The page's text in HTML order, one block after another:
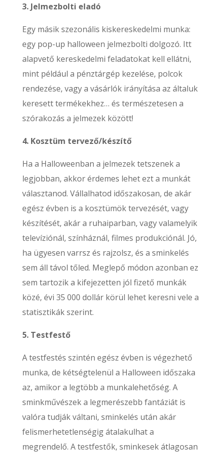
3. Jelmezbolti eladó
Egy másik szezonális kiskereskedelmi munka:
egy pop-up halloween jelmezbolti dolgozó. Itt
alapvető kereskedelmi feladatokat kell ellátni,
mint például a pénztárgép kezelése, polcok
rendezése, vagy a vásárlók irányítása az általuk
keresett termékekhez… és természetesen a
szórakozás a jelmezek között!
4. Kosztüm tervező/készítő
Ha a Halloweenban a jelmezek tetszenek a
legjobban, akkor érdemes lehet ezt a munkát
választanod. Vállalhatod időszakosan, de akár
egész évben is a kosztümök tervezését, vagy
készítését, akár a ruhaiparban, vagy valamelyik
televíziónál, színháznál, filmes produkciónál. Jó,
ha ügyesen varrsz és rajzolsz, és a sminkelés
sem áll távol tőled. Meglepő módon azonban ez
sem tartozik a kifejezetten jól fizető munkák
közé, évi 35 000 dollár körül lehet keresni vele a
statisztikák szerint.
5. Testfestő
A testfestés szintén egész évben is végezhető
munka, de kétségtelenül a Halloween időszaka
az, amikor a legtöbb a munkalehetőség. A
sminkművészek a legmerészebb fantáziát is
valóra tudják váltani, sminkelés után akár
felismerhetetlenségig átalakulhat a
megrendelő. A testfestők, sminkesek átlagosan